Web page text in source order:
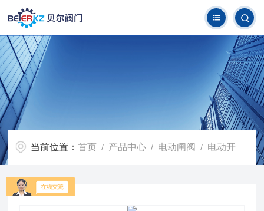
当前位置：首页 / 产品中心 / 电动闸阀 / 电动开关闸阀